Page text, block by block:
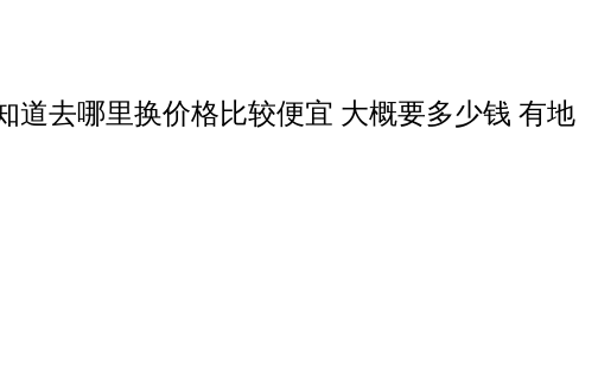
道去哪里换价格比较便宜 大概要多少钱 有地